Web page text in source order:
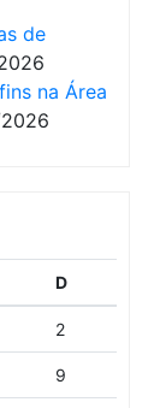
de
na Área
D
2
9